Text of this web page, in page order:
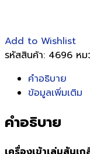
Add to Wishlist
รหัสสินค้า: 4696 ห
คำอธิบาย
ข้อมูลเพิ่มเติม
คำอธิบาย